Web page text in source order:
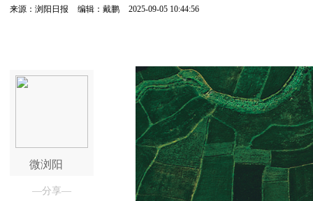
来源：浏阳日报 编辑：戴鹏 2025-09-05 10:44:56
微浏阳
—分享—